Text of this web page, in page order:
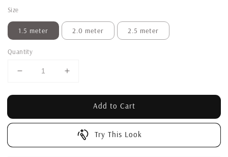
Size
1.5 meter 2.0 meter 2.5 meter
Quantity
Add to Cart
Try This Look